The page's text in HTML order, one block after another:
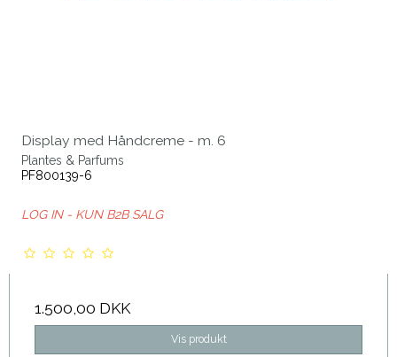
Display med Håndcreme - m. 6
Plantes & Parfums
PF800139-6
LOG IN - KUN B2B SALG
1.500,00 DKK
Vis produkt